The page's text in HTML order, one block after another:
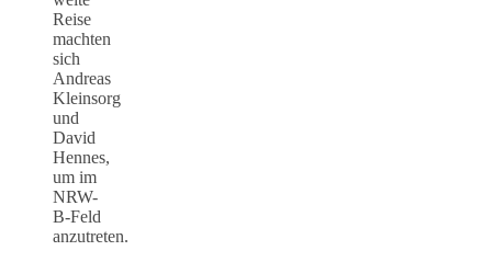
Reise
machten
sich
Andreas
Kleinsorg
und
David
Hennes,
um im
NRW-
B-Feld
anzutreten.